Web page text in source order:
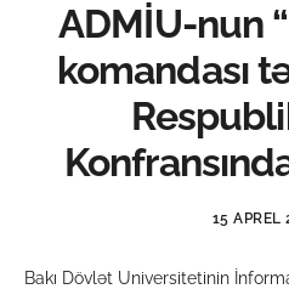
Media
Tədbirlər
ADMİU-nun
komandası
15 APREL
Bakı Dövlət Universitetinin